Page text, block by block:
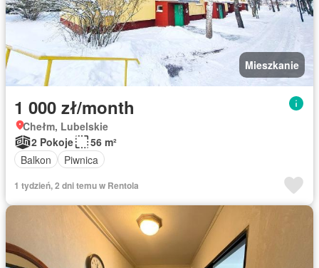
Mieszkanie
1 000 zł/month
Chełm, Lubelskie
2 Pokoje
56 m²
Balkon
Piwnica
1 tydzień, 2 dni temu w Rentola